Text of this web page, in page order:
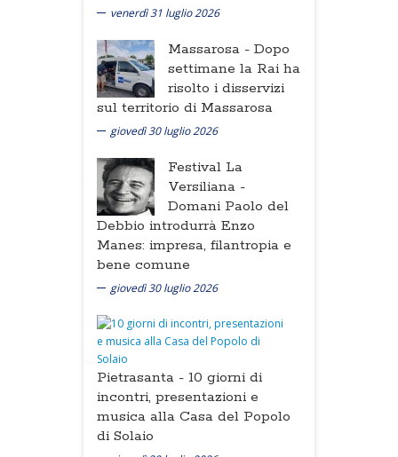
venerdì 31 luglio 2026
Massarosa - Dopo
settimane la Rai ha
risolto i disservizi
sul territorio di Massarosa
giovedì 30 luglio 2026
Festival La
Versiliana -
Domani Paolo del
Debbio introdurrà Enzo
Manes: impresa, filantropia e
bene comune
giovedì 30 luglio 2026
Pietrasanta - 10 giorni di
incontri, presentazioni e
musica alla Casa del Popolo
di Solaio